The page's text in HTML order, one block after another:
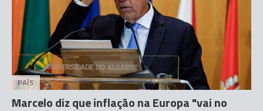
PAÍS
Marcelo diz que inflação na Europa "vai no